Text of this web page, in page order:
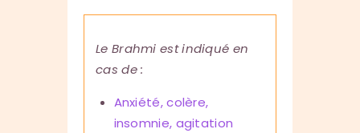
Le Brahmi est indiqué en
cas de :
Anxiété, colère,
insomnie, agitation